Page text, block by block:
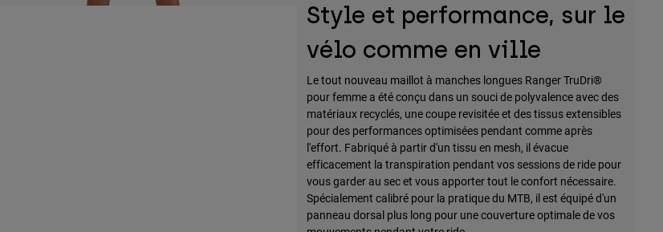
Style et performance, sur le
vélo comme en ville
Le tout nouveau maillot à manches longues Ranger TruDri®
pour femme a été conçu dans un souci de polyvalence avec des
matériaux recyclés, une coupe revisitée et des tissus extensibles
pour des performances optimisées pendant comme après
l'effort. Fabriqué à partir d'un tissu en mesh, il évacue
efficacement la transpiration pendant vos sessions de ride pour
vous garder au sec et vous apporter tout le confort nécessaire.
Spécialement calibré pour la pratique du MTB, il est équipé d'un
panneau dorsal plus long pour une couverture optimale de vos